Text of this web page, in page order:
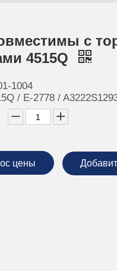
с
4515Q
1004
/ E-2778 /
цены